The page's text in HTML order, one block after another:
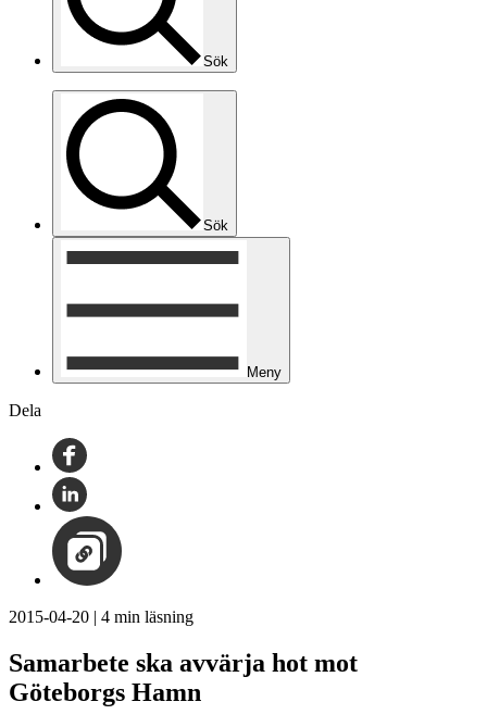
Sök
Sök
Meny
Dela
2015-04-20 | 4 min läsning
Samarbete ska avvärja hot mot
Göteborgs Hamn